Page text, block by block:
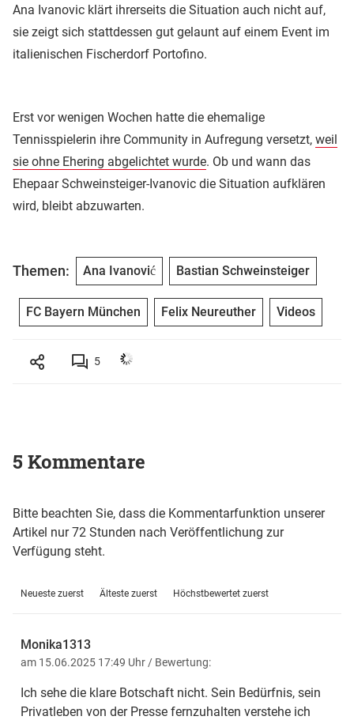
Ana Ivanovic klärt ihrerseits die Situation auch nicht auf,
sie zeigt sich stattdessen gut gelaunt auf einem Event im
italienischen Fischerdorf Portofino.
Erst vor wenigen Wochen hatte die ehemalige
Tennisspielerin ihre Community in Aufregung versetzt, weil
sie ohne Ehering abgelichtet wurde. Ob und wann das
Ehepaar Schweinsteiger-Ivanovic die Situation aufklären
wird, bleibt abzuwarten.
Themen: Ana Ivanović Bastian Schweinsteiger
FC Bayern München Felix Neureuther Videos
5
5 Kommentare
Bitte beachten Sie, dass die Kommentarfunktion unserer
Artikel nur 72 Stunden nach Veröffentlichung zur
Verfügung steht.
Neueste zuerst Älteste zuerst Höchstbewertet zuerst
Monika1313
am 15.06.2025 17:49 Uhr / Bewertung:
Ich sehe die klare Botschaft nicht. Sein Bedürfnis, sein
Privatleben von der Presse fernzuhalten verstehe ich